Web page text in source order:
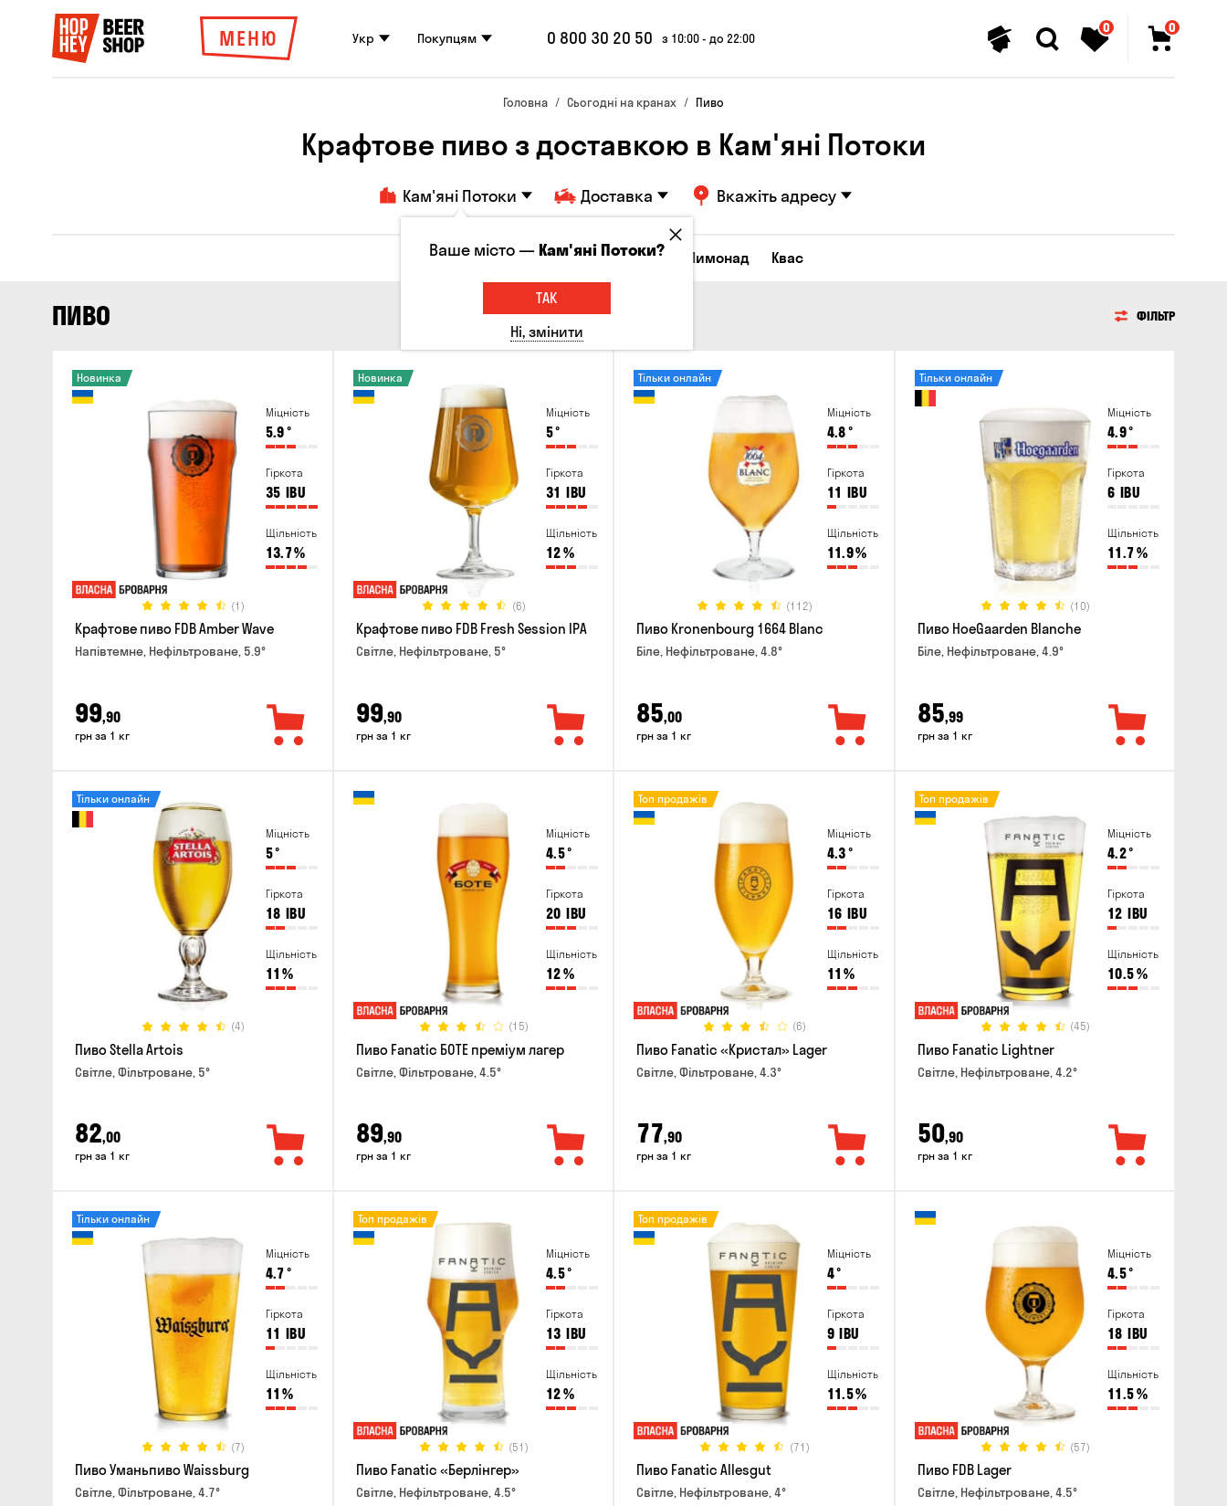
МЕНЮ Укр Покупцям 0 800 30 20 50 з 10:00 - до 22:00
0 0
Головна Сьогодні на кранах Пиво
Крафтове пиво з доставкою в Кам'яні Потоки
Кам'яні Потоки Доставка Вкажіть адресу
Всі товари Пиво Сидр Вино Лимонад Квас
ПИВО ФІЛЬТР
Міцність
5.9°
Гіркота
35 IBU
Щільність
13.7%
(1)
Новинка
Крафтове пиво FDB Amber Wave
Напівтемне, Нефільтроване, 5.9°
99,90
грн за 1 кг
Міцність
5°
Гіркота
31 IBU
Щільність
12%
(6)
Новинка
Крафтове пиво FDB Fresh Session IPA
Світле, Нефільтроване, 5°
99,90
грн за 1 кг
Міцність
4.8°
Гіркота
11 IBU
Щільність
11.9%
(112)
Тільки онлайн
Пиво Kronenbourg 1664 Blanc
Біле, Нефільтроване, 4.8°
85,00
грн за 1 кг
Міцність
4.9°
Гіркота
6 IBU
Щільність
11.7%
(10)
Тільки онлайн
Пиво HoeGaarden Blanche
Біле, Нефільтроване, 4.9°
85,99
грн за 1 кг
Міцність
5°
Гіркота
18 IBU
Щільність
11 %
(4)
Тільки онлайн
Пиво Stella Artois
Світле, Фільтроване, 5°
82,00
грн за 1 кг
Міцність
4.5°
Гіркота
20 IBU
Щільність
12%
(15)
Пиво Fanatic БОТЕ преміум лагер
Світле, Фільтроване, 4.5°
89,90
грн за 1 кг
Міцність
4.3°
Гіркота
16 IBU
Щільність
11 %
(6)
Топ продажів
Пиво Fanatic «Кристал» Lager
Світле, Фільтроване, 4.3°
77,90
грн за 1 кг
Міцність
4.2°
Гіркота
12 IBU
Щільність
10.5%
(45)
Топ продажів
Пиво Fanatic Lightner
Світле, Нефільтроване, 4.2°
50,90
грн за 1 кг
Міцність
4.7°
Гіркота
11 IBU
Щільність
11 %
(7)
Тільки онлайн
Пиво Уманьпиво Waissburg
Світле, Фільтроване, 4.7°
Міцність
4.5°
Гіркота
13 IBU
Щільність
12%
(51)
Топ продажів
Пиво Fanatic «Берлінгер»
Світле, Нефільтроване, 4.5°
Міцність
4°
Гіркота
9 IBU
Щільність
11.5%
(71)
Топ продажів
Пиво Fanatic Allesgut
Світле, Нефільтроване, 4°
Міцність
4.5°
Гіркота
18 IBU
Щільність
11.5%
(57)
Пиво FDB Lager
Світле, Нефільтроване, 4.5°
Ваше місто —Кам'яні Потоки?
ТАК
Ні, змінити